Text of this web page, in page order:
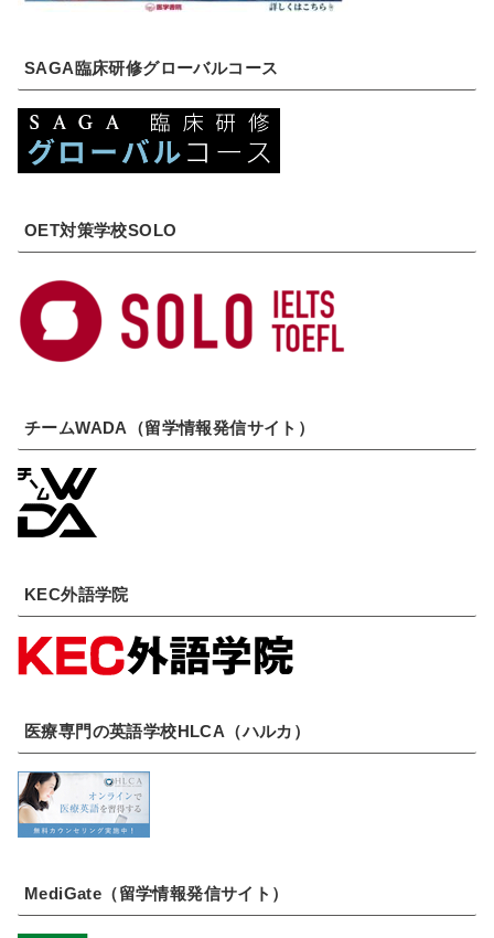
SAGA臨床研修グローバルコース
OET対策学校SOLO
チームWADA（留学情報発信サイト）
KEC外語学院
医療専門の英語学校HLCA（ハルカ）
MediGate（留学情報発信サイト）